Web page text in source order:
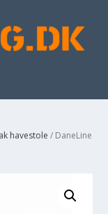
havestole / DaneLine